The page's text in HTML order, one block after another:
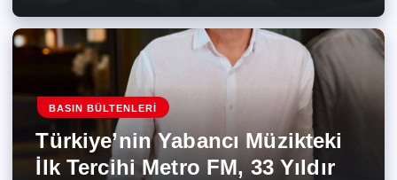
BASIN BÜLTENLERI
Türkiye’nin Yabancı Müzikteki
İlk Tercihi Metro FM, 33 Yıldır